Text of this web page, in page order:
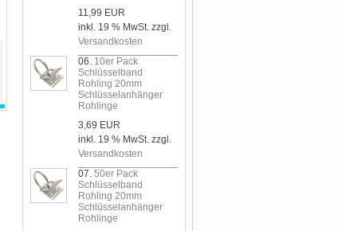
11,99 EUR
inkl. 19 % MwSt. zzgl.
Versandkosten
06. 10er Pack
Schlüsselband
Rohling 20mm
Schlüsselanhänger
Rohlinge
3,69 EUR
inkl. 19 % MwSt. zzgl.
Versandkosten
07. 50er Pack
Schlüsselband
Rohling 20mm
Schlüsselanhänger
Rohlinge